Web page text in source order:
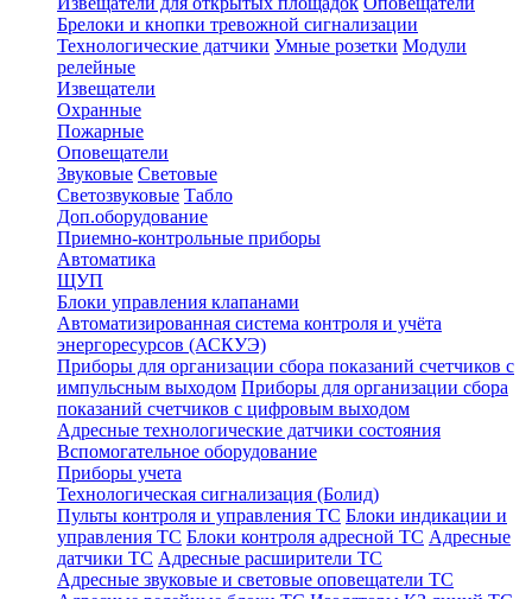
Брелоки и кнопки тревожной сигнализации
Технологические датчики Умные розетки Модули
релейные
Извещатели
Охранные
Пожарные
Оповещатели
Звуковые Световые
Светозвуковые Табло
Доп.оборудование
Приемно-контрольные приборы
Автоматика
ЩУП
Блоки управления клапанами
Автоматизированная система контроля и учёта
энергоресурсов (АСКУЭ)
Приборы для организации сбора показаний счетчиков с
импульсным выходом Приборы для организации сбора
показаний счетчиков с цифровым выходом
Адресные технологические датчики состояния
Вспомогательное оборудование
Приборы учета
Технологическая сигнализация (Болид)
Пульты контроля и управления ТС Блоки индикации и
управления ТС Блоки контроля адресной ТС Адресные
датчики ТС Адресные расширители ТС
Адресные звуковые и световые оповещатели ТС